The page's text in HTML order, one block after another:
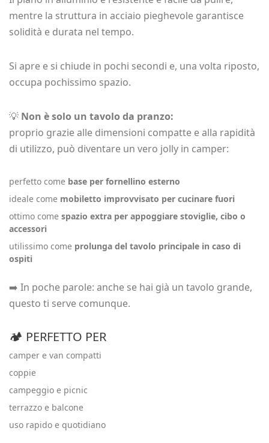
mentre la struttura in acciaio pieghevole garantisce
solidità e durata nel tempo.
Si apre e si chiude in pochi secondi e, una volta riposto,
occupa pochissimo spazio.
💡 Non è solo un tavolo da pranzo:
proprio grazie alle dimensioni compatte e alla rapidità
di utilizzo, può diventare un vero jolly in camper:
perfetto come base per fornellino esterno
ideale come mobiletto improvvisato per cucinare fuori
ottimo come spazio extra per appoggiare stoviglie, cibo o
accessori
utilissimo come prolunga del tavolo principale in caso di
ospiti
➡️ In poche parole: anche se hai già un tavolo grande,
questo ti serve comunque.
🏕️ PERFETTO PER
camper e van compatti
coppie
campeggio e picnic
terrazzo e balcone
uso rapido e quotidiano